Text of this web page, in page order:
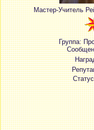
Мастер-Учитель
Группа: